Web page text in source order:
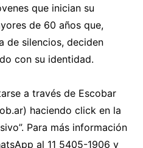
que inician su
de 60 años que,
de silencios, deciden
con su identidad.
a través de Escobar
haciendo click en la
Para más información
al 11 5405-1906 y